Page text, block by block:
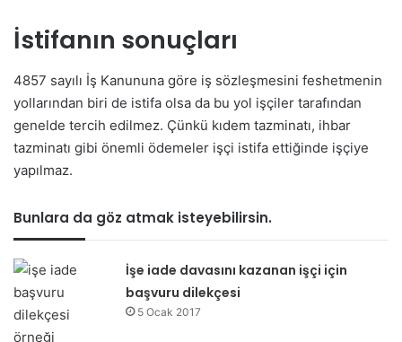
İstifanın sonuçları
4857 sayılı İş Kanununa göre iş sözleşmesini feshetmenin
yollarından biri de istifa olsa da bu yol işçiler tarafından
genelde tercih edilmez. Çünkü kıdem tazminatı, ihbar
tazminatı gibi önemli ödemeler işçi istifa ettiğinde işçiye
yapılmaz.
Bunlara da göz atmak isteyebilirsin.
İşe iade davasını kazanan işçi için
başvuru dilekçesi
5 Ocak 2017